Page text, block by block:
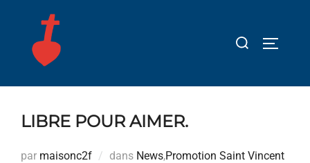
contenu
Rechercher :
LIBRE POUR AIMER.
par maisonc2f dans News,Promotion Saint Vincent